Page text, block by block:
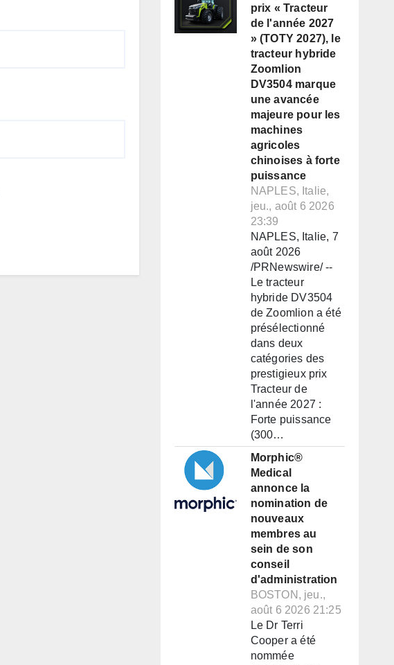
prix « Tracteur
de l'année 2027
» (TOTY 2027), le
tracteur hybride
Zoomlion
DV3504 marque
une avancée
majeure pour les
machines
agricoles
chinoises à forte
puissance
NAPLES, Italie,
jeu., août 6 2026
23:39
NAPLES, Italie, 7
août 2026
/PRNewswire/ --
Le tracteur
hybride DV3504
de Zoomlion a été
présélectionné
dans deux
catégories des
prestigieux prix
Tracteur de
l'année 2027 :
Forte puissance
(300…
Morphic®
Medical
annonce la
nomination de
nouveaux
membres au
sein de son
conseil
d'administration
BOSTON, jeu.,
août 6 2026 21:25
Le Dr Terri
Cooper a été
nommée